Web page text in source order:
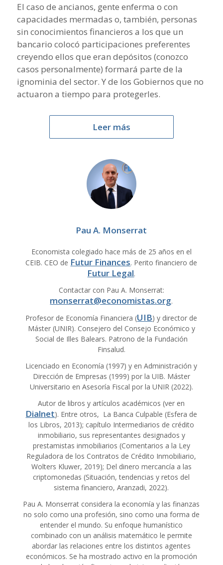
El caso de ancianos, gente enferma o con
capacidades mermadas o, también, personas
sin conocimientos financieros a los que un
bancario colocó participaciones preferentes
creyendo ellos que eran depósitos (conozco
casos personalmente) formará parte de la
ignominia del sector. Y de los Gobiernos que no
actuaron a tiempo para protegerles.
Leer más
Pau A. Monserrat
Economista colegiado hace más de 25 años en el
CEIB. CEO de Futur Finances. Perito financiero de
Futur Legal.
Contactar con Pau A. Monserrat:
monserrat@economistas.org.
Profesor de Economía Financiera (UIB) y director de
Máster (UNIR). Consejero del Consejo Económico y
Social de Illes Balears. Patrono de la Fundación
Finsalud.
Licenciado en Economía (1997) y en Administración y
Dirección de Empresas (1999) por la UIB. Máster
Universitario en Asesoría Fiscal por la UNIR (2022).
Autor de libros y artículos académicos (ver en
Dialnet). Entre otros, La Banca Culpable (Esfera de
los Libros, 2013); capítulo Intermediarios de crédito
inmobiliario, sus representantes designados y
prestamistas inmobiliarios (Comentarios a la Ley
Reguladora de los Contratos de Crédito Inmobiliario,
Wolters Kluwer, 2019); Del dinero mercancía a las
criptomonedas (Situación, tendencias y retos del
sistema financiero, Aranzadi, 2022).
Pau A. Monserrat considera la economía y las finanzas
no solo como una profesión, sino como una forma de
entender el mundo. Su enfoque humanístico
combinado con un análisis matemático le permite
abordar las relaciones entre los distintos agentes
económicos. Se ha mostrado activo en la promoción